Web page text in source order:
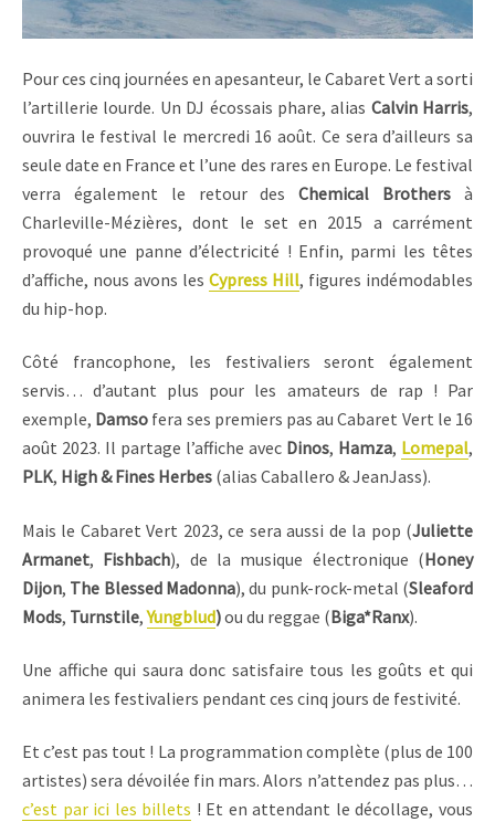
Pour ces cinq journées en apesanteur, le Cabaret Vert a sorti
l’artillerie lourde. Un DJ écossais phare, alias Calvin Harris,
ouvrira le festival le mercredi 16 août. Ce sera d’ailleurs sa
seule date en France et l’une des rares en Europe. Le festival
verra également le retour desChemical Brothersà
Charleville-Mézières, dont le set en 2015 a carrément
provoqué une panne d’électricité ! Enfin, parmi les têtes
d’affiche, nous avons les Cypress Hill, figures indémodables
du hip-hop.
Côté francophone, les festivaliers seront également
servis… d’autant plus pour les amateurs de rap ! Par
exemple, Damso fera ses premiers pas au Cabaret Vert le 16
août 2023. Il partage l’affiche avec Dinos, Hamza, Lomepal,
PLK, High & Fines Herbes (alias Caballero & JeanJass).
Mais le Cabaret Vert 2023, ce sera aussi de la pop (Juliette
Armanet, Fishbach), de la musique électronique (Honey
Dijon, The Blessed Madonna), du punk-rock-metal (Sleaford
Mods, Turnstile,Yungblud)ou du reggae (Biga*Ranx).
Une affiche qui saura donc satisfaire tous les goûts et qui
animera les festivaliers pendant ces cinq jours de festivité.
Et c’est pas tout ! La programmation complète (plus de 100
artistes) sera dévoilée fin mars. Alors n’attendez pas plus…
c’est par ici les billets ! Et en attendant le décollage, vous